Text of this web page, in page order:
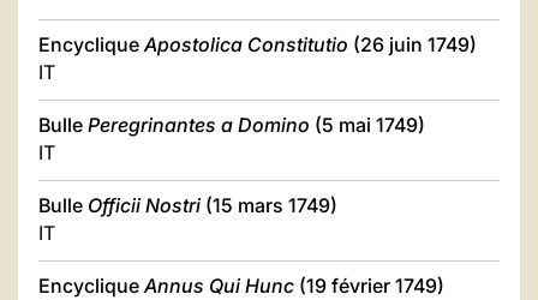
EncycliqueApostolica Constitutio (26 juin 1749)
IT
Bulle Peregrinantes a Domino (5 mai 1749)
IT
Bulle Officii Nostri(15 mars 1749)
IT
EncycliqueAnnus Qui Hunc (19 février 1749)